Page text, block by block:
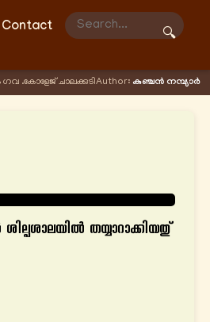
Contact
🔍
ഗവ .കോളേജ് ചാലക്കുടിAuthor: കുഞ്ചന്‍ നമ്പ്യാര്‍
തയ്യാറാക്കിയതു്